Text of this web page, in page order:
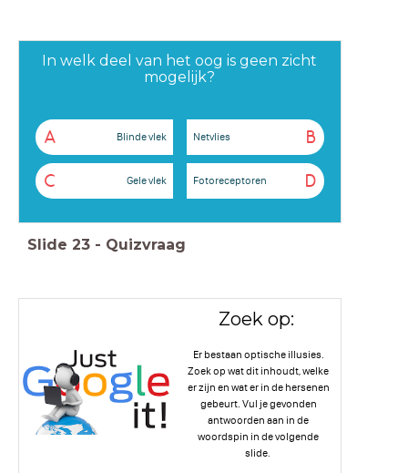
In welk deel van het oog is geen zicht
mogelijk?
A Blinde vlek B
Netvlies
C Gele vlek D
Fotoreceptoren
Slide 23 - Quizvraag
Zoek op:
Er bestaan optische illusies.
Zoek op wat dit inhoudt, welke
er zijn en wat er in de hersenen
gebeurt. Vul je gevonden
antwoorden aan in de
woordspin in de volgende
slide.